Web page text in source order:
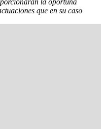
que en su caso